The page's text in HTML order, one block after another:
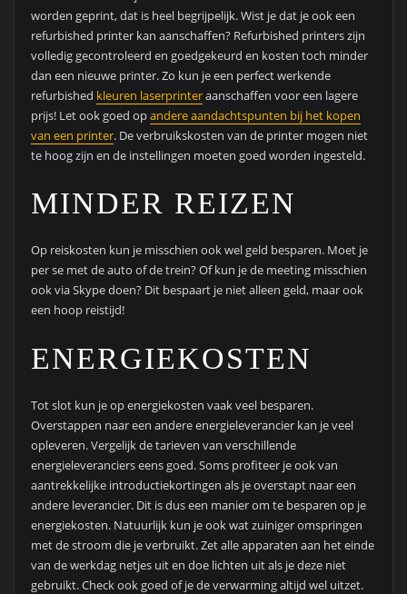
worden geprint, dat is heel begrijpelijk. Wist je dat je ook een
refurbished printer kan aanschaffen? Refurbished printers zijn
volledig gecontroleerd en goedgekeurd en kosten toch minder
dan een nieuwe printer. Zo kun je een perfect werkende
refurbished kleuren laserprinteraanschaffen voor een lagere
prijs! Let ook goed opandere aandachtspunten bij het kopen
van een printer. De verbruikskosten van de printer mogen niet
te hoog zijn en de instellingen moeten goed worden ingesteld.
MINDER REIZEN
Op reiskosten kun je misschien ook wel geld besparen. Moet je
per se met de auto of de trein? Of kun je de meeting misschien
ook via Skype doen? Dit bespaart je niet alleen geld, maar ook
een hoop reistijd!
ENERGIEKOSTEN
Tot slot kun je op energiekosten vaak veel besparen.
Overstappen naar een andere energieleverancier kan je veel
opleveren. Vergelijk de tarieven van verschillende
energieleveranciers eens goed. Soms profiteer je ook van
aantrekkelijke introductiekortingen als je overstapt naar een
andere leverancier. Dit is dus een manier om te besparen op je
energiekosten. Natuurlijk kun je ook wat zuiniger omspringen
met de stroom die je verbruikt. Zet alle apparaten aan het einde
van de werkdag netjes uit en doe lichten uit als je deze niet
gebruikt. Check ook goed of je de verwarming altijd wel uitzet.